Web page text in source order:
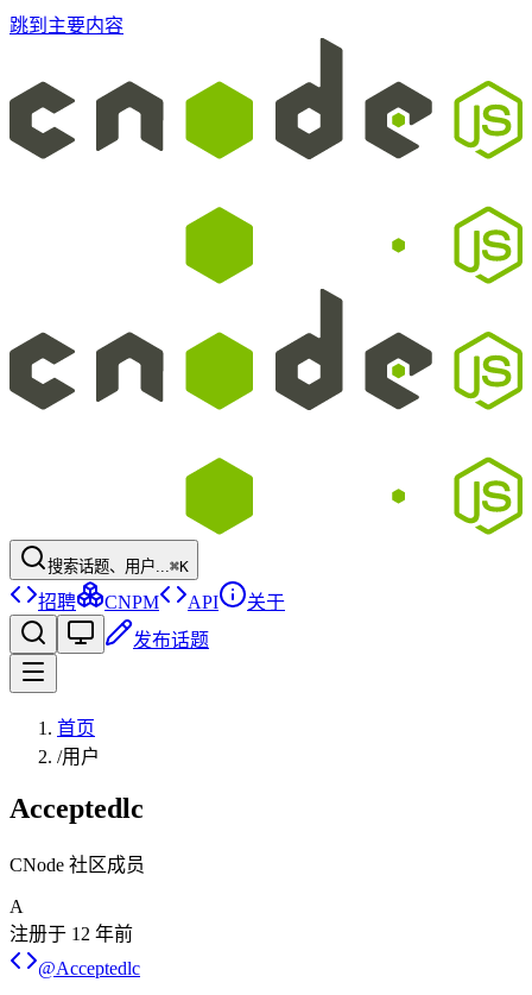
跳到主要内容
搜索话题、用户...⌘K
招聘 CNPM API
关于
发布话题
首页
/用户
Acceptedlc
CNode 社区成员
A
注册于 12 年前
@Acceptedlc